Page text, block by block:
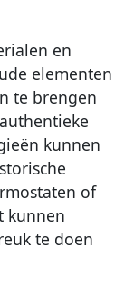
en
elementen
te brengen
kunnen
of
kunnen
te doen